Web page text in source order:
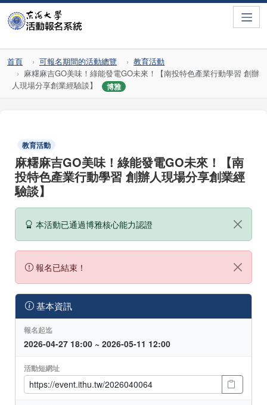
首頁 可報名期間的活動總覽
教育活動
麻糬麻吉GO美味！綠能發電GO未來！【南投特色產業行動學習 創辦
人現場分享創業經驗談】
博雅
教育活動
麻糬麻吉GO美味！綠能發電GO未來！【南
投特色產業行動學習 創辦人現場分享創業經
驗談】
本活動已通過博雅核心能力認證
報名已結束！
基本資訊
報名起迄
2026-04-27 18:00 ~ 2026-05-11 12:00
活動短網址